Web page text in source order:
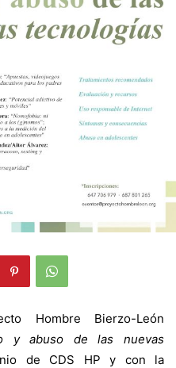
Hombre Bierzo-León
y abuso de las nuevas
de CDS HP y con la